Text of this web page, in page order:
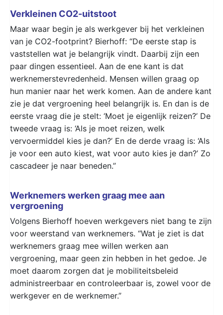
Verkleinen CO2-uitstoot
Maar waar begin je als werkgever bij het verkleinen
van je CO2-footprint? Bierhoff: “De eerste stap is
vaststellen wat je belangrijk vindt. Daarbij zijn een
paar dingen essentieel. Aan de ene kant is dat
werknemerstevredenheid. Mensen willen graag op
hun manier naar het werk komen. Aan de andere kant
zie je dat vergroening heel belangrijk is. En dan is de
eerste vraag die je stelt: ‘Moet je eigenlijk reizen?’ De
tweede vraag is: ‘Als je moet reizen, welk
vervoermiddel kies je dan?’ En de derde vraag is: ‘Als
je voor een auto kiest, wat voor auto kies je dan?’ Zo
cascadeer je naar beneden.”
Werknemers werken graag mee aan
vergroening
Volgens Bierhoff hoeven werkgevers niet bang te zijn
voor weerstand van werknemers. “Wat je ziet is dat
werknemers graag mee willen werken aan
vergroening, maar geen zin hebben in het gedoe. Je
moet daarom zorgen dat je mobiliteitsbeleid
administreerbaar en controleerbaar is, zowel voor de
werkgever en de werknemer.”